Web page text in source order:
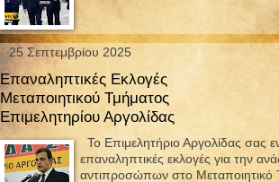
25 Σεπτεμβρίου 2025
Επαναληπτικές Εκλογές
Μεταποιητικού Τμήματος
Επιμελητηρίου Αργολίδας
Το Επιμελητήριο Αργολίδας σας
επαναληπτικές εκλογές για την
αντιπροσώπων στο Μεταποιητικό